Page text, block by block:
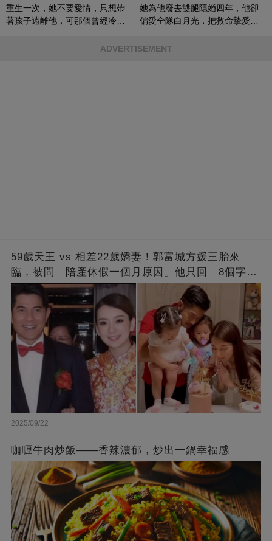
重生一次，她不要愛情，只想帶
著孩子遠離他，可那個曾經冷漠
她為他廢去雙腿隱婚四年，他卻
偏愛全隊白月光，把救命摯愛當
ADVERTISEMENT
59歲天王 vs 相差22歲嬌妻！郭富城方媛三胎來
臨，被問「陪產休假一個月原因」他只回「8個字」
被贊爆
2025/09/22
咖喱牛肉炒飯——香辣濃郁，炒出一鍋幸福感